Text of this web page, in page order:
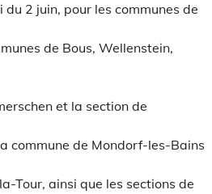
2 juin, pour les communes de
de Bous, Wellenstein,
et la section de
commune de Mondorf-les-Bains
Tour, ainsi que les sections de